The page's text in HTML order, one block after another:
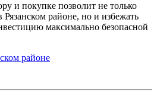
и покупке позволит не только
районе, но и избежать
максимально безопасной